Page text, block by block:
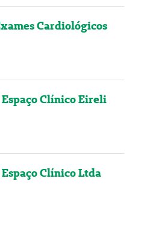
Cardiológicos
Clínico Eireli
Clínico Ltda